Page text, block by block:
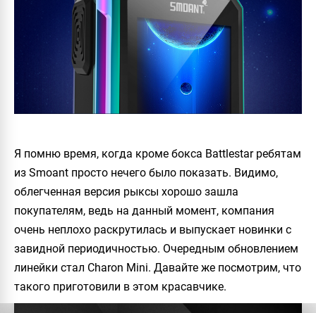
Я помню время, когда кроме бокса Battlestarребятам
из Smoant просто нечего было показать. Видимо,
облегченная версия рыксы хорошо зашла
покупателям, ведь на данный момент, компания
очень неплохо раскрутилась и выпускает новинки с
завидной периодичностью. Очередным обновлением
линейки стал Charon Mini. Давайте же посмотрим, что
такого приготовили в этом красавчике.